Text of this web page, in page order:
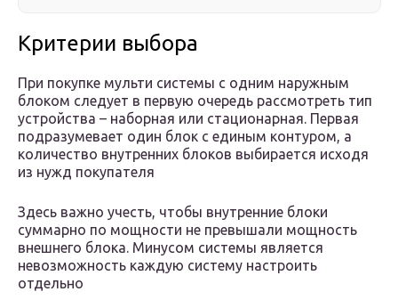
Критерии выбора
При покупке мульти системы с одним наружным
блоком следует в первую очередь рассмотреть тип
устройства – наборная или стационарная. Первая
подразумевает один блок с единым контуром, а
количество внутренних блоков выбирается исходя
из нужд покупателя
Здесь важно учесть, чтобы внутренние блоки
суммарно по мощности не превышали мощность
внешнего блока. Минусом системы является
невозможность каждую систему настроить
отдельно